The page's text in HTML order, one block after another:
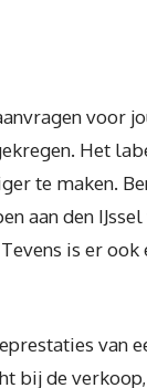
voor
Het
te maken.
aan den
is er
van
bij de